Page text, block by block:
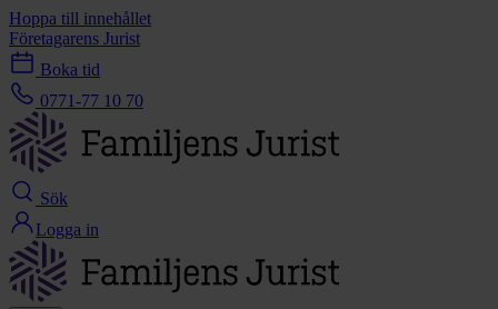
Hoppa till innehållet
Företagarens Jurist
Boka tid
0771-77 10 70
Sök
Logga in